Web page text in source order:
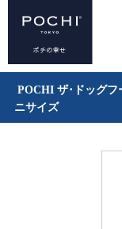
POCHI ザ･ドッグフ
ニサイズ